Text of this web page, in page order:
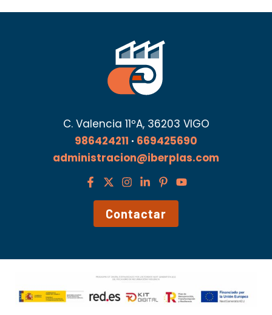
C. Valencia 11ºA, 36203 VIGO
986424211 · 669425690
administracion@iberplas.com
Contactar